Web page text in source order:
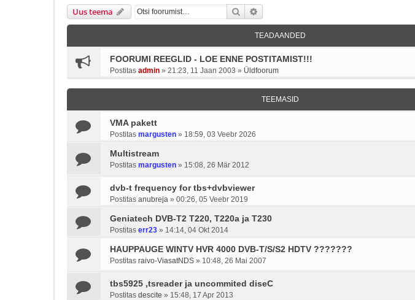
Uus teema Otsi
TEADAANDED
FOORUMI REEGLID - LOE ENNE POSTITAMIST!!!
Postitas admin » 21:23, 11 Jaan 2003 » Üldfoorum
TEEMASID
VMA pakett
Postitas margusten » 18:59, 03 Veebr 2026
Multistream
Postitas margusten » 15:08, 26 Mär 2012
dvb-t frequency for tbs+dvbviewer
Postitas anubreja » 00:26, 05 Veebr 2019
Geniatech DVB-T2 T220, T220a ja T230
Postitas err23 » 14:14, 04 Okt 2014
HAUPPAUGE WINTV HVR 4000 DVB-T/S/S2 HDTV ???????
Postitas raivo-ViasatNDS » 10:48, 26 Mai 2007
tbs5925 ,tsreader ja uncommited diseC
Postitas descite » 15:48, 17 Apr 2013